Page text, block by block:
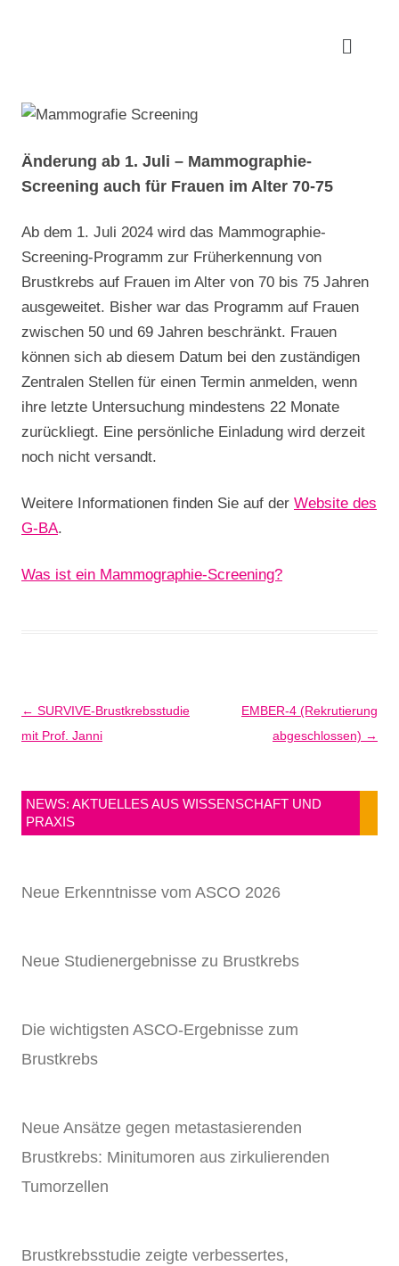
Änderung ab 1. Juli – Mammographie-
Screening auch für Frauen im Alter 70-75
Ab dem 1. Juli 2024 wird das Mammographie-
Screening-Programm zur Früherkennung von
Brustkrebs auf Frauen im Alter von 70 bis 75 Jahren
ausgeweitet. Bisher war das Programm auf Frauen
zwischen 50 und 69 Jahren beschränkt. Frauen
können sich ab diesem Datum bei den zuständigen
Zentralen Stellen für einen Termin anmelden, wenn
ihre letzte Untersuchung mindestens 22 Monate
zurückliegt. Eine persönliche Einladung wird derzeit
noch nicht versandt.
Weitere Informationen finden Sie auf der Website des
G-BA.
Was ist ein Mammographie-Screening?
Beitragsnavigation
← SURVIVE-Brustkrebsstudie
mit Prof. Janni
EMBER-4 (Rekrutierung
abgeschlossen) →
NEWS: AKTUELLES AUS WISSENSCHAFT UND
PRAXIS
Neue Erkenntnisse vom ASCO 2026
Neue Studienergebnisse zu Brustkrebs
Die wichtigsten ASCO-Ergebnisse zum
Brustkrebs
Neue Ansätze gegen metastasierenden
Brustkrebs: Minitumoren aus zirkulierenden
Tumorzellen
Brustkrebsstudie zeigte verbessertes,